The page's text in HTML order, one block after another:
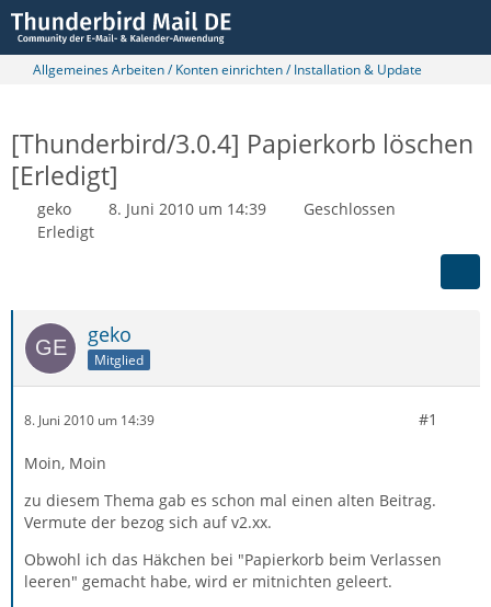
Allgemeines Arbeiten / Konten einrichten / Installation & Update
[Thunderbird/3.0.4] Papierkorb löschen
[Erledigt]
geko 8. Juni 2010 um 14:39
Geschlossen
Erledigt
geko
Mitglied
8. Juni 2010 um 14:39 #1
Moin, Moin
zu diesem Thema gab es schon mal einen alten Beitrag.
Vermute der bezog sich auf v2.xx.
Obwohl ich das Häkchen bei "Papierkorb beim Verlassen
leeren" gemacht habe, wird er mitnichten geleert.